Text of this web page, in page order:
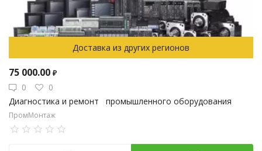
Доставка из других регионов
75 000.00 ₽
0
0
Диагностика и ремонт промышленного оборудования
ПромМонтаж